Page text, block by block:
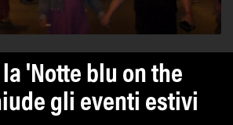
'Notte blu on the
gli eventi estivi